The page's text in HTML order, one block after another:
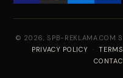
© 2026, SPB-REKLAMA.COM
PRIVACY POLICY ·